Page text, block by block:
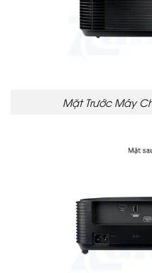
Mặt Trước Máy